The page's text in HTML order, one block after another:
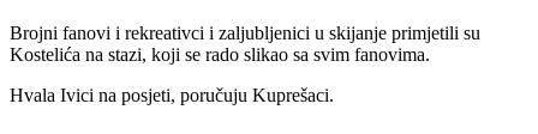
Brojni fanovi i rekreativci i zaljubljenici u skijanje primjetili su
Kostelića na stazi, koji se rado slikao sa svim fanovima.
Hvala Ivici na posjeti, poručuju Kuprešaci.